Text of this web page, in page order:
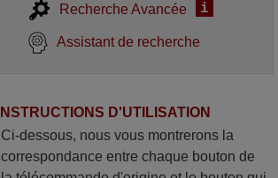
Recherche Avancée i
Assistant de recherche
INSTRUCTIONS D'UTILISATION
Ci-dessous, nous vous montrerons la
correspondance entre chaque bouton de